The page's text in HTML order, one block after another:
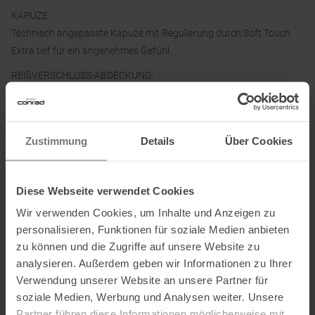
Zustimmung Details Über Cookies
Diese Webseite verwendet Cookies
Wir verwenden Cookies, um Inhalte und Anzeigen zu
personalisieren, Funktionen für soziale Medien anbieten
zu können und die Zugriffe auf unsere Website zu
analysieren. Außerdem geben wir Informationen zu Ihrer
Verwendung unserer Website an unsere Partner für
soziale Medien, Werbung und Analysen weiter. Unsere
KAPUZE:
Technisch angepasste Kapuze mit Regulierung durch Soft Touch.
Extra tief für ein angenehmes Gefühl.
REIßVERSCHLUSS-ABDECKUNG:
Spark 7°C & -1°C können nicht gekoppelt werden.
QUILT KOMPATIBEL?
Material:
Außenmaterial: 100 % Nylon
Futter: 90/10 Gänsedaunenfüllung
Packsack: 100 % Nylon